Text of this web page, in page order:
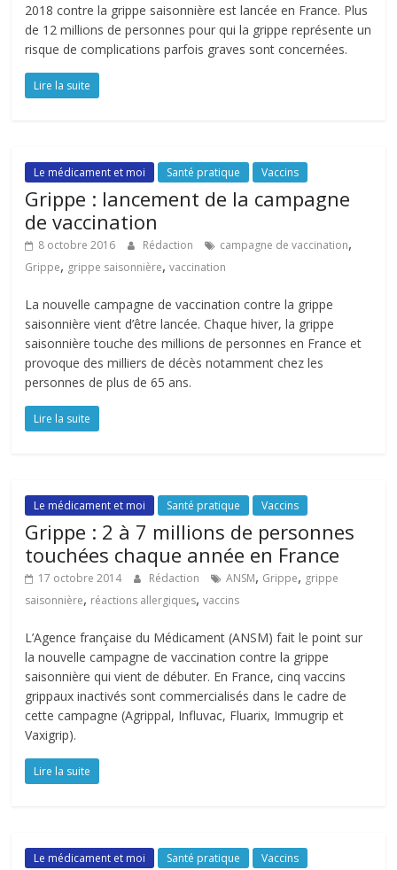
2018 contre la grippe saisonnière est lancée en France. Plus
de 12 millions de personnes pour qui la grippe représente un
risque de complications parfois graves sont concernées.
Lire la suite
Le médicament et moi Santé pratique Vaccins
Grippe : lancement de la campagne
de vaccination
8 octobre 2016 Rédaction campagne de vaccination,
Grippe, grippe saisonnière,vaccination
La nouvelle campagne de vaccination contre la grippe
saisonnière vient d’être lancée. Chaque hiver, la grippe
saisonnière touche des millions de personnes en France et
provoque des milliers de décès notamment chez les
personnes de plus de 65 ans.
Lire la suite
Le médicament et moi Santé pratique Vaccins
Grippe : 2 à 7 millions de personnes
touchées chaque année en France
17 octobre 2014 Rédaction ANSM, Grippe, grippe
saisonnière, réactions allergiques,vaccins
L’Agence française du Médicament (ANSM) fait le point sur
la nouvelle campagne de vaccination contre la grippe
saisonnière qui vient de débuter. En France, cinq vaccins
grippaux inactivés sont commercialisés dans le cadre de
cette campagne (Agrippal, Influvac, Fluarix, Immugrip et
Vaxigrip).
Lire la suite
Le médicament et moi Santé pratique Vaccins